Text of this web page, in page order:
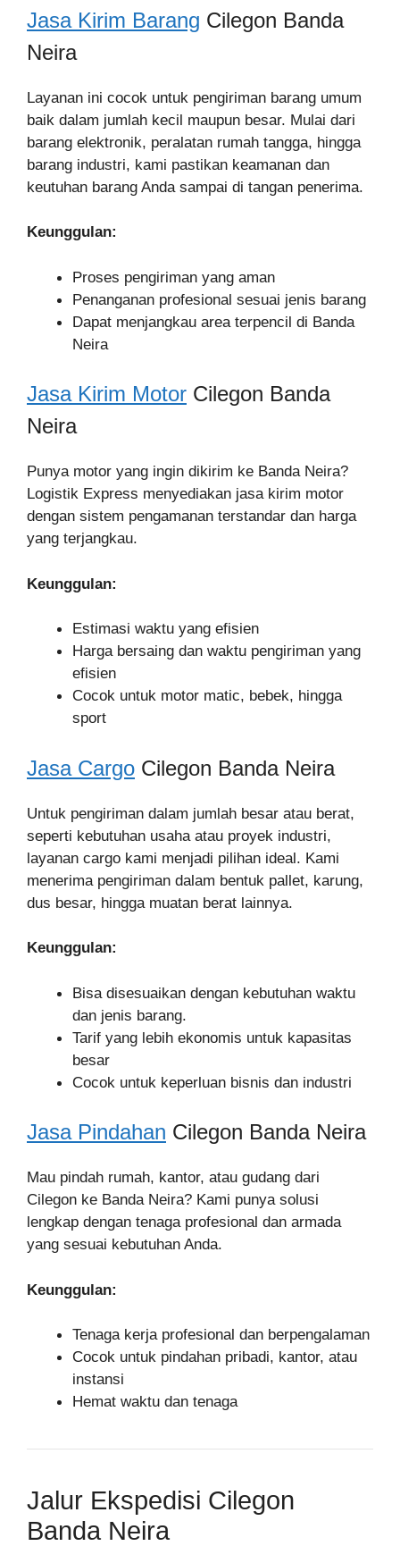
Jasa Kirim Barang Cilegon Banda
Neira
Layanan ini cocok untuk pengiriman barang umum
baik dalam jumlah kecil maupun besar. Mulai dari
barang elektronik, peralatan rumah tangga, hingga
barang industri, kami pastikan keamanan dan
keutuhan barang Anda sampai di tangan penerima.
Keunggulan:
Proses pengiriman yang aman
Penanganan profesional sesuai jenis barang
Dapat menjangkau area terpencil di Banda
Neira
Jasa Kirim Motor Cilegon Banda
Neira
Punya motor yang ingin dikirim ke Banda Neira?
Logistik Express menyediakan jasa kirim motor
dengan sistem pengamanan terstandar dan harga
yang terjangkau.
Keunggulan:
Estimasi waktu yang efisien
Harga bersaing dan waktu pengiriman yang
efisien
Cocok untuk motor matic, bebek, hingga
sport
Jasa Cargo Cilegon Banda Neira
Untuk pengiriman dalam jumlah besar atau berat,
seperti kebutuhan usaha atau proyek industri,
layanan cargo kami menjadi pilihan ideal. Kami
menerima pengiriman dalam bentuk pallet, karung,
dus besar, hingga muatan berat lainnya.
Keunggulan:
Bisa disesuaikan dengan kebutuhan waktu
dan jenis barang.
Tarif yang lebih ekonomis untuk kapasitas
besar
Cocok untuk keperluan bisnis dan industri
Jasa Pindahan Cilegon Banda Neira
Mau pindah rumah, kantor, atau gudang dari
Cilegon ke Banda Neira? Kami punya solusi
lengkap dengan tenaga profesional dan armada
yang sesuai kebutuhan Anda.
Keunggulan:
Tenaga kerja profesional dan berpengalaman
Cocok untuk pindahan pribadi, kantor, atau
instansi
Hemat waktu dan tenaga
Jalur Ekspedisi Cilegon
Banda Neira